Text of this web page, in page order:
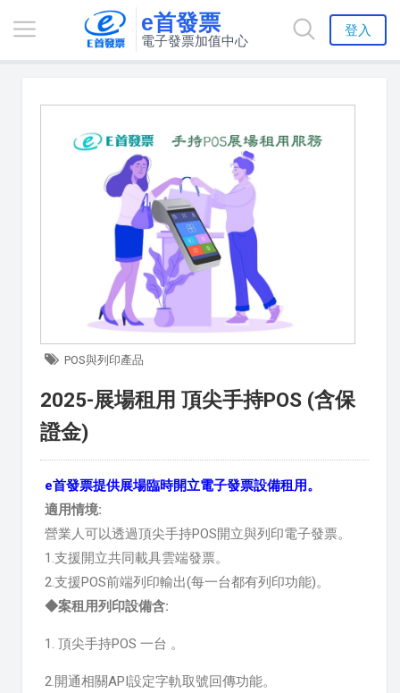
e首發票
電子發票加值中心
登入
POS與列印產品
2025-展場租用 頂尖手持POS (含保
證金)
e首發票提供展場臨時開立電子發票設備租用。
適用情境:
營業人可以透過頂尖手持POS開立與列印電子發票。
1.支援開立共同載具雲端發票。
2.支援POS前端列印輸出(每一台都有列印功能)。
◆案租用列印設備含:
1. 頂尖手持POS 一台 。
2.開通相關API設定字軌取號回傳功能。